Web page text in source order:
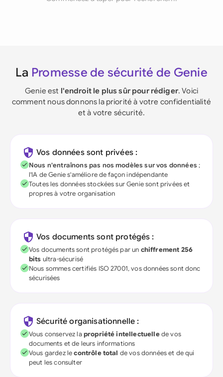
La Promesse de sécurité de Genie
Genie est l'endroit le plus sûr pour rédiger. Voici
comment nous donnons la priorité à votre confidentialité
et à votre sécurité.
Vos données sont privées :
Nous n'entraînons pas nos modèles sur vos données ;
l'IA de Genie s'améliore de façon indépendante
Toutes les données stockées sur Genie sont privées et
propres à votre organisation
Vos documents sont protégés :
Vos documents sont protégés par un chiffrement 256
bits ultra-sécurisé
Nous sommes certifiés ISO 27001, vos données sont donc
sécurisées
Sécurité organisationnelle :
Vous conservez lapropriété intellectuellede vos
documents et de leurs informations
Vous gardez lecontrôle total de vos données et de qui
peut les consulter